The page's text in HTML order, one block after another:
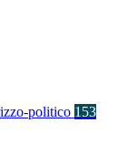
politico 153